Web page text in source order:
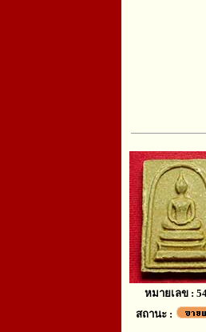
หมายเลข :
สถานะ :